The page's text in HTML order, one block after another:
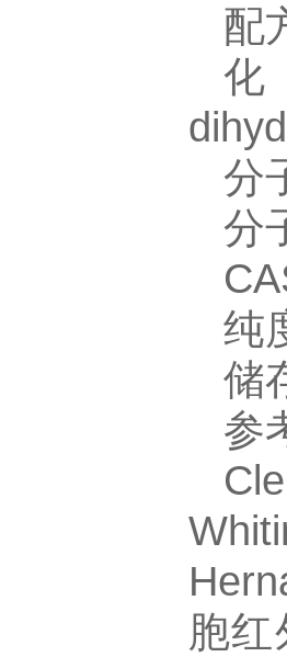
配
分
分
纯
储
参
胞